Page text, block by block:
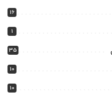
16
1
35
10
10